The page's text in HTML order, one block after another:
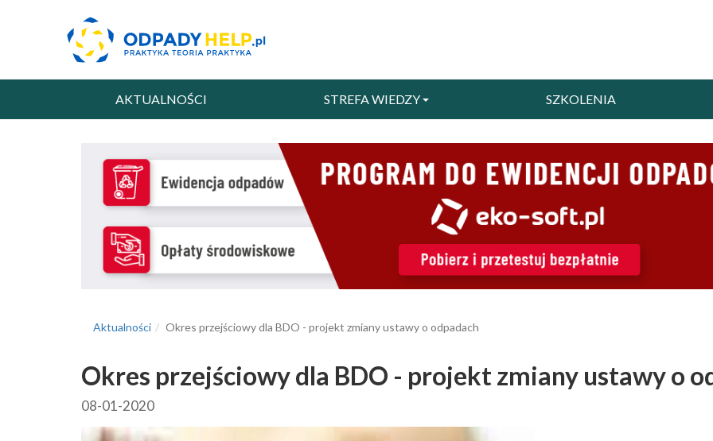
AKTUALNOŚCI STREFA WIEDZY SZKOLENIA
Aktualności Okres przejściowy dla BDO - projekt zmiany ustawy o odpadach
Okres przejściowy dla BDO - projekt zmiany ustawy o
08-01-2020